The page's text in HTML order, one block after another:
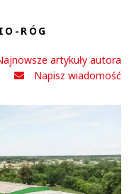
RÓG
artykuły autora
Napisz wiadomość